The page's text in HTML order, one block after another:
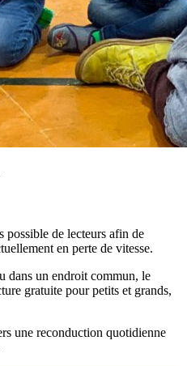
possible de lecteurs afin de
en perte de vitesse.
dans un endroit commun, le
gratuite pour petits et grands,
une reconduction quotidienne